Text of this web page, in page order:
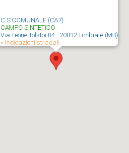
C.S.COMUNALE (CA7)
CAMPO SINTETICO
Via Leone Tolstoi 84 - 20812 Limbiate (MB)
» Indicazioni stradali